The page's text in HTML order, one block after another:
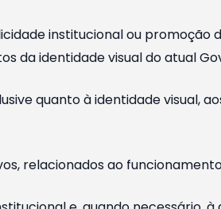
institucional ou promoção
da identidade visual do atual
quanto à identidade visual,
relacionados ao